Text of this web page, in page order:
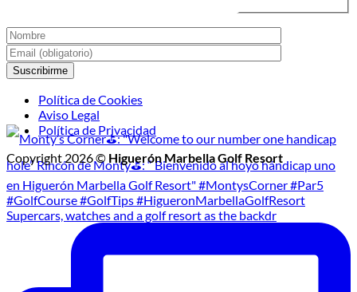
Supercars, watches and a golf resort as the backdr
Política de Cookies
Aviso Legal
Política de Privacidad
Copyright 2026 © Higuerón Marbella Golf Resort